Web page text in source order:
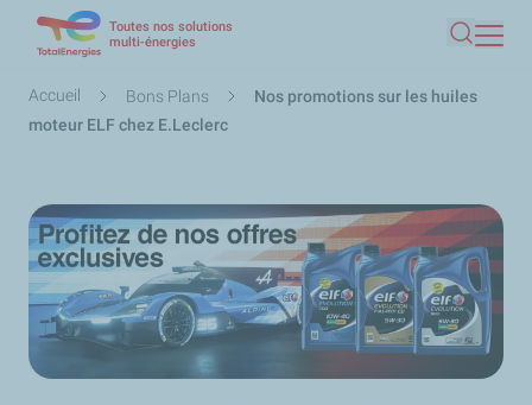
contenu
Toutes nos solutions
multi-énergies
Fil
d'Ariane
Accueil Bons Plans
Nos promotions sur les huiles
moteur ELF chez E.Leclerc